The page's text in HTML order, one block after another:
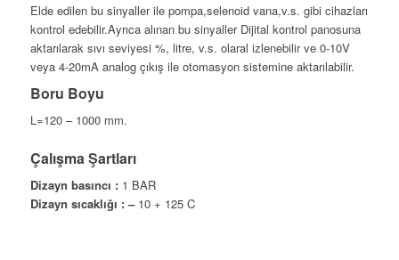
Elde edilen bu sinyaller ile pompa,selenoid vana,v.s. gibi cihazları
kontrol edebilir.Ayrıca alınan bu sinyaller Dijital kontrol panosuna
aktarılarak sıvı seviyesi %, litre, v.s. olaral izlenebilir ve 0-10V
veya 4-20mA analog çıkış ile otomasyon sistemine aktarılabilir.
Boru Boyu
L=120 – 1000 mm.
Çalışma Şartları
Dizayn basıncı :1 BAR
Dizayn sıcaklığı : –10 + 125 C